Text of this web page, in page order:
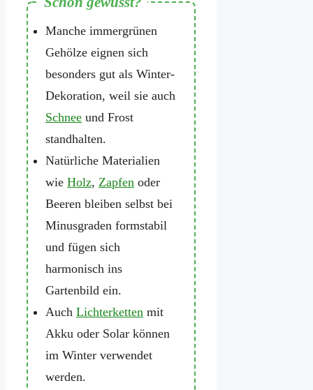
Manche immergrünen
Gehölze eignen sich
besonders gut als Winter-
Dekoration, weil sie auch
Schnee und Frost
standhalten.
Natürliche Materialien
wie Holz, Zapfen oder
Beeren bleiben selbst bei
Minusgraden formstabil
und fügen sich
harmonisch ins
Gartenbild ein.
Auch Lichterketten mit
Akku oder Solar können
im Winter verwendet
werden.